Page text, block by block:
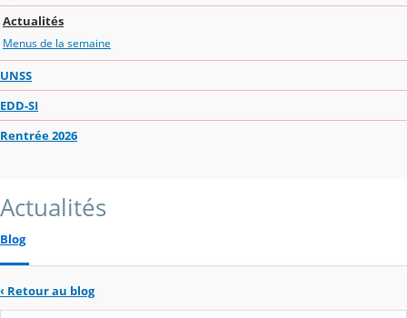
Actualités
Menus de la semaine
UNSS
EDD-SI
Rentrée 2026
Actualités
Blog
‹ Retour au blog